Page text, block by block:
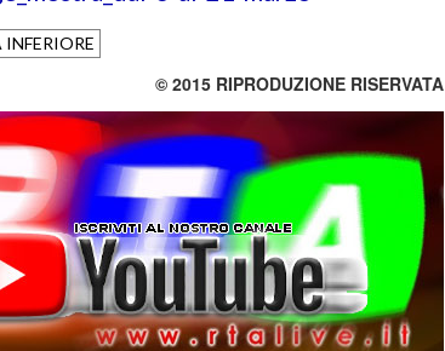
INFERIORE
© 2015 RIPRODUZIONE RISERVATA